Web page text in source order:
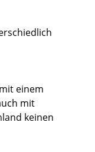
einem
mit
keinen